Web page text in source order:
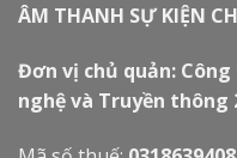
ÂM THANH SỰ KIỆN
Đơn vị chủ quản:
nghệ và Truyền thông